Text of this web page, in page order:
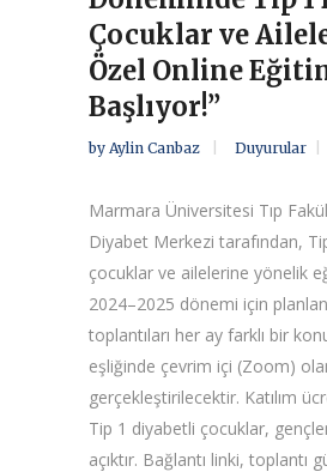
Çocuklar ve
Özel Online
Başlıyor!”
by Aylin Canbaz Duyurular
Marmara Üniversitesi Tıp
Diyabet Merkezi tarafından,
çocuklar ve ailelerine yönelik
2024–2025 dönemi için
toplantıları her ay farklı bir
eşliğinde çevrim içi (Zoom)
gerçekleştirilecektir. Katılım
Tip 1 diyabetli çocuklar,
açıktır. Bağlantı linki, toplantı